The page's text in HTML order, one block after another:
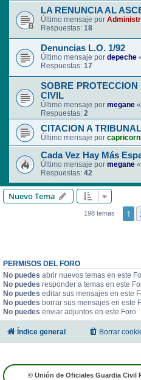
LA RENUNCIA AL
Último mensaje por
Respuestas: 18
Denuncias L.O. 1/92
Último mensaje por depeche
Respuestas: 17
SOBRE
CIVIL
Último mensaje por megane «
Respuestas: 2
CITACION A
Último mensaje por
Cada Vez Hay Más
Último mensaje por megane «
Respuestas: 42
Nuevo Tema
198 temas 1
PERMISOS DEL FORO
No puedes abrir nuevos temas en este
No puedes responder a temas en este
No puedes editar sus mensajes en este
No puedes borrar sus mensajes en este
No puedes enviar adjuntos en este Foro
Índice general Borrar
© Unión de Oficiales Guardia Civil